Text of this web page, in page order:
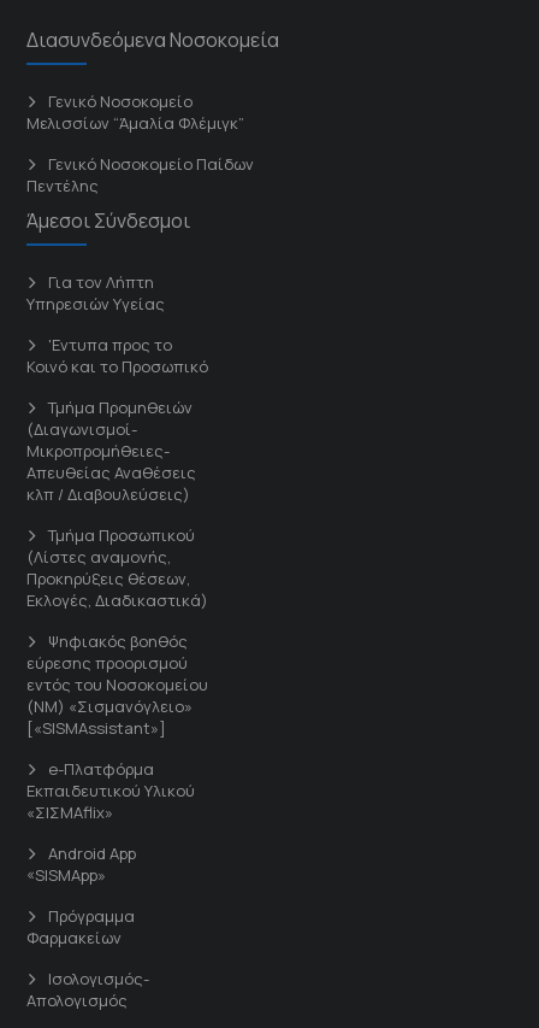
Διασυνδεόμενα Νοσοκομεία
Γενικό Νοσοκομείο
Μελισσίων “Άμαλία Φλέμιγκ”
Γενικό Νοσοκομείο Παίδων
Πεντέλης
Άμεσοι Σύνδεσμοι
Για τον Λήπτη
Υπηρεσιών Υγείας
'Εντυπα προς το
Κοινό και το Προσωπικό
Τμήμα Προμηθειών
(Διαγωνισμοί-
Μικροπρομήθειες-
Απευθείας Αναθέσεις
κλπ / Διαβουλεύσεις)
Τμήμα Προσωπικού
(Λίστες αναμονής,
Προκηρύξεις θέσεων,
Εκλογές, Διαδικαστικά)
Ψηφιακός βοηθός
εύρεσης προορισμού
εντός του Νοσοκομείου
(ΝΜ) «Σισμανόγλειο»
[«SISMAssistant»]
e-Πλατφόρμα
Εκπαιδευτικού Υλικού
«ΣΙΣΜΑflix»
Android App
«SISMApp»
Πρόγραμμα
Φαρμακείων
Ισολογισμός-
Απολογισμός